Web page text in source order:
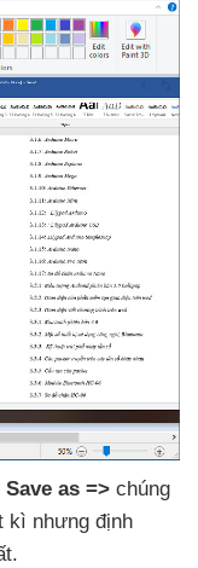
as => chúng
kì nhưng định